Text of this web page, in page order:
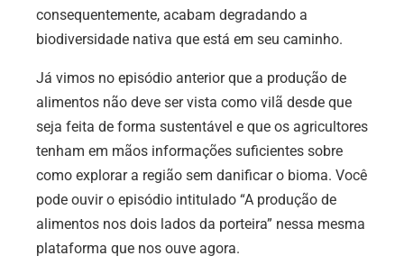
consequentemente, acabam degradando a
biodiversidade nativa que está em seu caminho.
Já vimos no episódio anterior que a produção de
alimentos não deve ser vista como vilã desde que
seja feita de forma sustentável e que os agricultores
tenham em mãos informações suficientes sobre
como explorar a região sem danificar o bioma. Você
pode ouvir o episódio intitulado “A produção de
alimentos nos dois lados da porteira” nessa mesma
plataforma que nos ouve agora.